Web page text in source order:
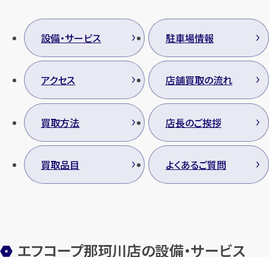
設備・サービス 駐車場情報
アクセス 店舗買取の流れ
買取方法 店長のご挨拶
買取品目 よくあるご質問
エフコープ那珂川店の設備・サービス